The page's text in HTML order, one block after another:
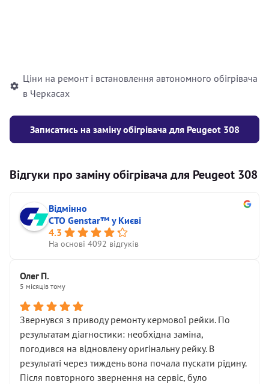
Ціни на ремонт і встановлення автономного обігрівача
в Черкасах
Записатись на заміну обігрівача для Peugeot 308
Відгуки про заміну обігрівача для Peugeot 308
Відмінно
СТО Genstar™ у Києві
4.3
На основі 4092 відгуків
Олег П.
5 місяців тому
Звернувся з приводу ремонту кермової рейки. По
результатам діагностики: необхідна заміна,
погодився на відновлену оригінальну рейку. В
результаті через тиждень вона почала пускати рідину.
Після повторного звернення на сервіс, було